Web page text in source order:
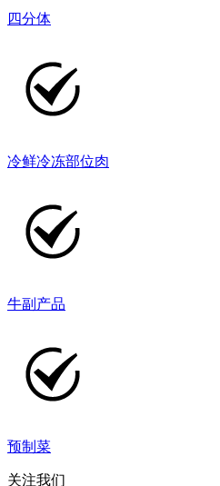
四分体
冷鲜冷冻部位肉
牛副产品
预制菜
关注我们